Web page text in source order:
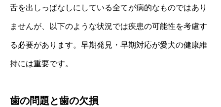
舌を出しっぱなしにしている全てが病的なものではあり
ませんが、以下のような状況では疾患の可能性を考慮す
る必要があります。早期発見・早期対応が愛犬の健康維
持には重要です。
歯の問題と歯の欠損